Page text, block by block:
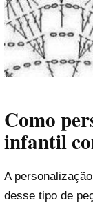
Como
infantil
A
desse tipo de